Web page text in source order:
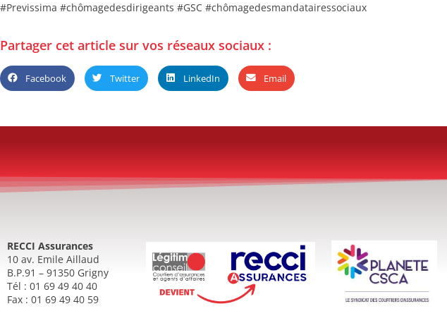
#Previssima #chômagedesdirigeants #GSC #chômagedesmandatairessociaux
Partager cet article sur vos réseaux sociaux :
Facebook Twitter LinkedIn Email
RECCI Assurances
10 av. Emile Aillaud
B.P.91 – 91350 Grigny
Tél : 01 69 49 40 40
Fax : 01 69 49 40 59